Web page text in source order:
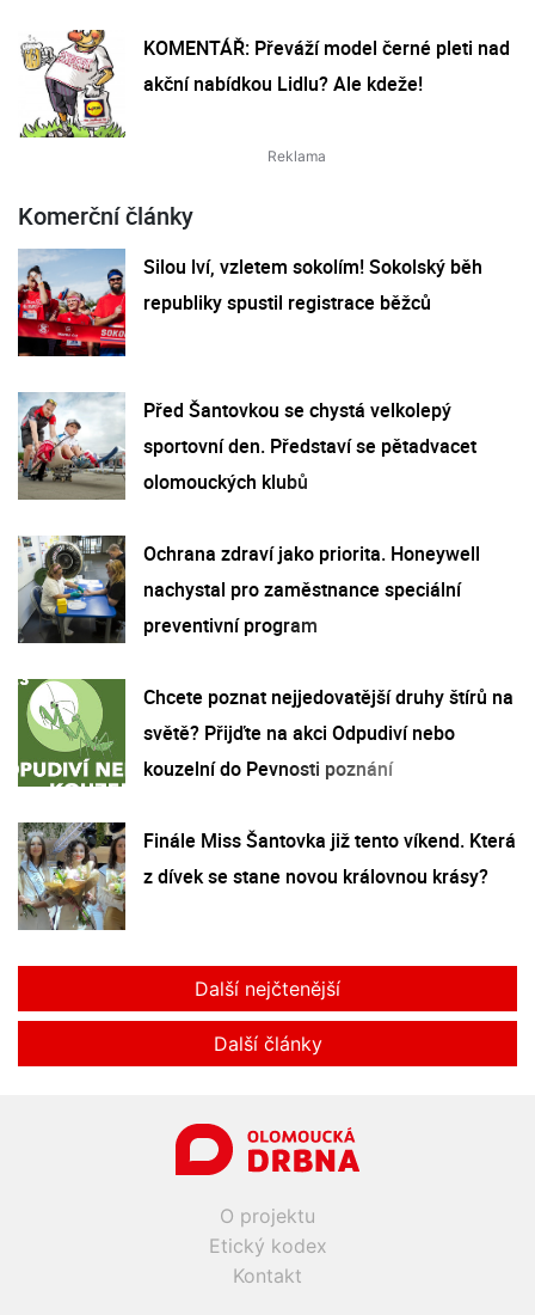
KOMENTÁŘ: Převáží model černé pleti nad
akční nabídkou Lidlu? Ale kdeže!
Komerční články
Silou lví, vzletem sokolím! Sokolský běh
republiky spustil registrace běžců
Před Šantovkou se chystá velkolepý
sportovní den. Představí se pětadvacet
olomouckých klubů
Ochrana zdraví jako priorita. Honeywell
nachystal pro zaměstnance speciální
preventivní program
Chcete poznat nejjedovatější druhy štírů na
světě? Přijďte na akci Odpudiví nebo
kouzelní do Pevnosti poznání
Finále Miss Šantovka již tento víkend. Která
z dívek se stane novou královnou krásy?
Další nejčtenější
Další články
O projektu
Etický kodex
Kontakt